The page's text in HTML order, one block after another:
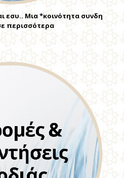
εσυ.. Μια *κοινότητα συνδη
περισσότερα